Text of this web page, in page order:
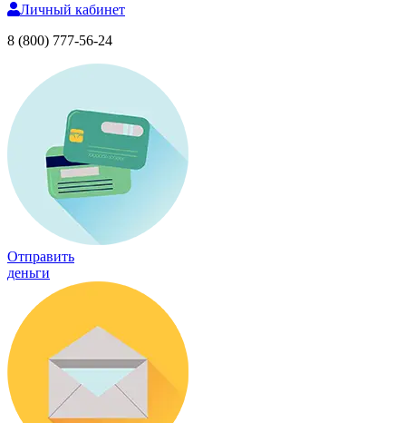
Личный кабинет
8 (800) 777-56-24
Отправить
деньги